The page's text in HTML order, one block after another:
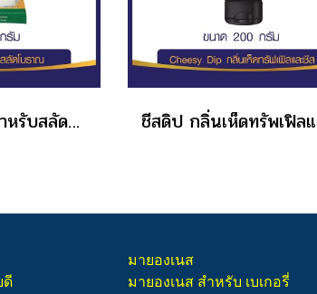
น้ำสลัดโบราณ สำหรับสลัดผัก แซนด์วิช โบราณ เฟรช & กรีน ขนาด 400 กรัม
ดี
มายองเนส
มายองเนส สำหรับ เบเกอรี่